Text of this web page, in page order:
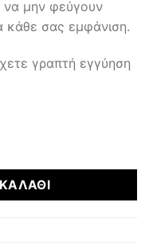
να μην φεύγουν
κάθε σας εμφάνιση.
γραπτή εγγύηση